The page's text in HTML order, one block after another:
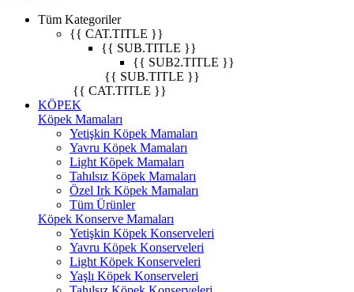
Tüm Kategoriler
{{ CAT.TITLE }}
{{ SUB.TITLE }}
{{ SUB2.TITLE }}
{{ SUB.TITLE }}
{{ CAT.TITLE }}
KÖPEK
Köpek Mamaları
Yetişkin Köpek Mamaları
Yavru Köpek Mamaları
Light Köpek Mamaları
Tahılsız Köpek Mamaları
Özel Irk Köpek Mamaları
Tüm Ürünler
Köpek Konserve Mamaları
Yetişkin Köpek Konserveleri
Yavru Köpek Konserveleri
Light Köpek Konserveleri
Yaşlı Köpek Konserveleri